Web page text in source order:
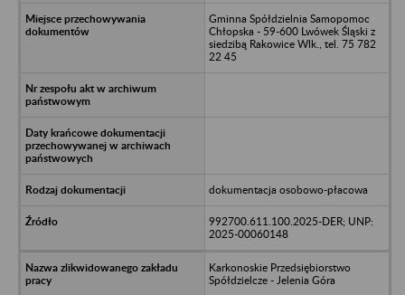
Gminna Spółdzielnia Samopomoc
Chłopska - 59-600 Lwówek Śląski z
siedzibą Rakowice Wlk., tel. 75 782
22 45
dokumentacja osobowo-płacowa
992700.611.100.2025-DER; UNP:
2025-00060148
Karkonoskie Przedsiębiorstwo
Spółdzielcze - Jelenia Góra